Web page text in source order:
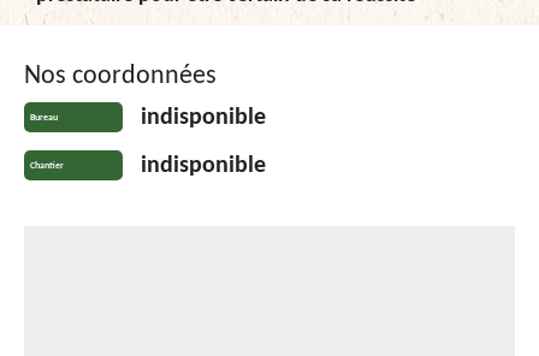
Nos coordonnées
Bureau indisponible
Chantier indisponible